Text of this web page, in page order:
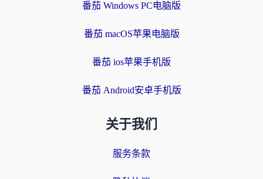
番茄 Windows PC电脑版
番茄 macOS苹果电脑版
番茄 ios苹果手机版
番茄 Android安卓手机版
关于我们
服务条款